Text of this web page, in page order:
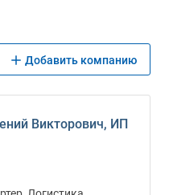
Добавить компанию
Викторович, ИП